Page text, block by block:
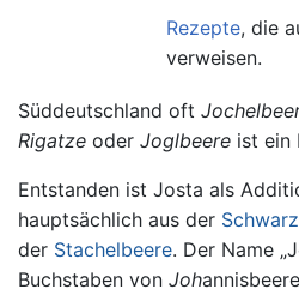
Rezepte, die
verweisen.
Süddeutschland oft
Rigatze oder Joglbeere ist ein
Entstanden ist Josta als
hauptsächlich aus der
der Stachelbeere. Der Name
Buchstaben von Joh